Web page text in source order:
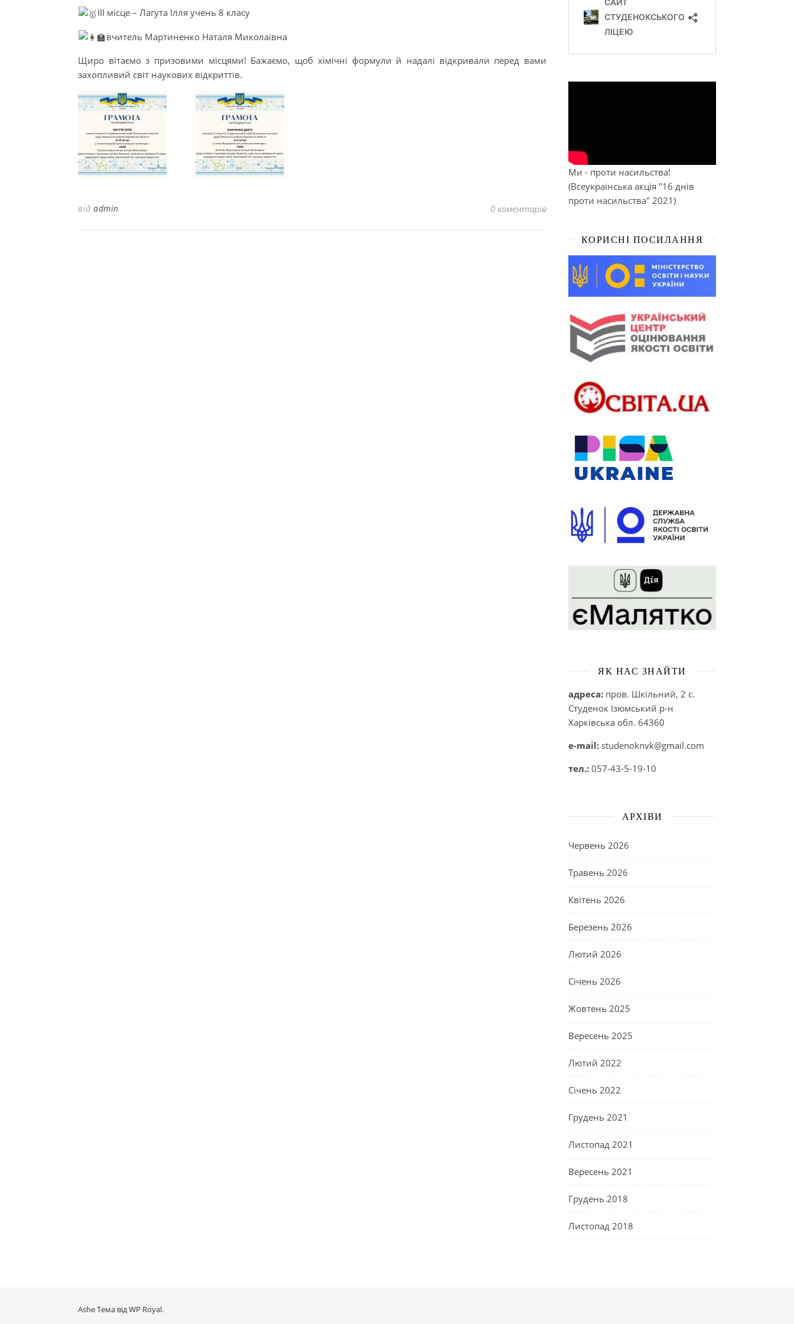
ІІІ місце – Лагута Ілля учень 8 класу
вчитель Мартиненко Наталя Миколаївна
Щиро вітаємо з призовими місцями! Бажаємо, щоб хімічні формули й надалі відкривали перед вами
захопливий світ наукових відкриттів.
від admin 0 коментарів
Ми - проти насильства!
(Всеукраїнська акція "16 днів
проти насильства" 2021)
КОРИСНІ ПОСИЛАННЯ
ЯК НАС ЗНАЙТИ
адреса: пров. Шкільний, 2 с.
Студенок Ізюмський р-н
Харківська обл. 64360
e-mail: studenoknvk@gmail.com
тел.: 057-43-5-19-10
АРХІВИ
Червень 2026
Травень 2026
Квітень 2026
Березень 2026
Лютий 2026
Січень 2026
Жовтень 2025
Вересень 2025
Лютий 2022
Січень 2022
Грудень 2021
Листопад 2021
Вересень 2021
Грудень 2018
Листопад 2018
Ashe Тема відWP Royal.